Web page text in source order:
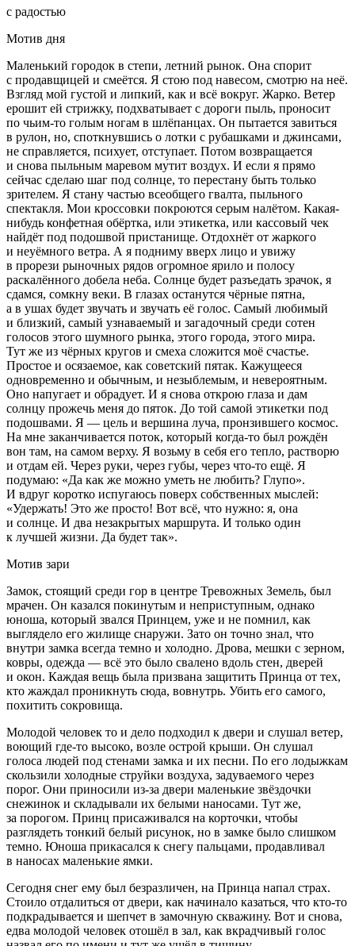
с радостью
Мотив дня
Маленький городок в степи, летний рынок. Она спорит
с продавщицей и смеётся. Я стою под навесом, смотрю на неё.
Взгляд мой густой и липкий, как и всё вокруг. Жарко. Ветер
ерошит ей стрижку, подхватывает с дороги пыль, проносит
по чьим-то голым ногам в шлёпанцах. Он пытается завиться
в рулон, но, споткнувшись о лотки с рубашками и джинсами,
не справляется, психует, отступает. Потом возвращается
и снова пыльным маревом му́тит воздух. И если я прямо
сейчас сделаю шаг под солнце, то перестану быть только
зрителем. Я стану частью всеобщего гвалта, пыльного
спектакля. Мои кроссовки покроются серым налётом. Какая-
нибудь конфетная обёртка, или этикетка, или кассовый чек
найдёт под подошвой пристанище. Отдохнёт от жаркого
и неуёмного ветра. А я подниму вверх лицо и увижу
в прорези рыночных рядов огромное ярило и полосу
раскалённого добела неба. Солнце будет разъедать зрачок, я
сдамся, сомкну веки. В глазах останутся чёрные пятна,
а в ушах будет звучать и звучать её голос. Самый любимый
и близкий, самый узнаваемый и загадочный среди сотен
голосов этого шумного рынка, этого города, этого мира.
Тут же из чёрных кругов и смеха сложится моё счастье.
Простое и осязаемое, как советский пятак. Кажущееся
одновременно и обычным, и незыблемым, и невероятным.
Оно напугает и обрадует. И я снова открою глаза и дам
солнцу прожечь меня до пяток. До той самой этикетки под
подошвами. Я — цель и вершина луча, пронзившего космос.
На мне заканчивается поток, который когда-то был рождён
вон там, на самом верху. Я возьму в себя его тепло, растворю
и отдам ей. Через руки, через губы, через что-то ещё. Я
подумаю: «Да как же можно уметь не любить? Глупо».
И вдруг коротко испугаюсь поверх собственных мыслей:
«Удержать! Это же просто! Вот всё, что нужно: я, она
и солнце. И два незакрытых маршрута. И только один
к лучшей жизни. Да будет так».
Мотив зари
Замок, стоящий среди гор в центре Тревожных Земель, был
мрачен. Он казался покинутым и неприступным, однако
юноша, который звался Принцем, уже и не помнил, как
выглядело его жилище снаружи. Зато он точно знал, что
внутри замка всегда темно и холодно. Дрова, мешки с зерном,
ковры, одежда — всё это было свалено вдоль стен, дверей
и окон. Каждая вещь была призвана защитить Принца от тех,
кто жаждал проникнуть сюда, вовнутрь. Убить его самого,
похитить сокровища.
Молодой человек то и дело подходил к двери и слушал ветер,
воющий где-то высоко, возле острой крыши. Он слушал
голоса людей под стенами замка и их песни. По его лодыжкам
скользили холодные струйки воздуха, задуваемого через
порог. Они приносили из-за двери маленькие звёздочки
снежинок и складывали их белыми наносами. Тут же,
за порогом. Принц присаживался на корточки, чтобы
разглядеть тонкий белый рисунок, но в замке было слишком
темно. Юноша прикасался к снегу пальцами, продавливал
в наносах маленькие ямки.
Сегодня снег ему был безразличен, на Принца напал страх.
Стоило отдалиться от двери, как начинало казаться, что кто-то
подкрадывается и шепчет в замочную скважину. Вот и снова,
едва молодой человек отошёл в зал, как вкрадчивый голос